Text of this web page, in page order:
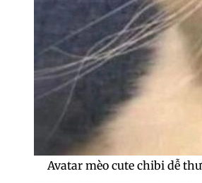
Avatar mèo cute chibi dễ